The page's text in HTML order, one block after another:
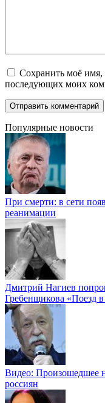
Сохранить моё имя,
последующих моих
Популярные новости
При смерти: в сети
реанимации
Дмитрий Нагиев
Гребенщикова «Поезд в
Видео: Произошедшее
россиян